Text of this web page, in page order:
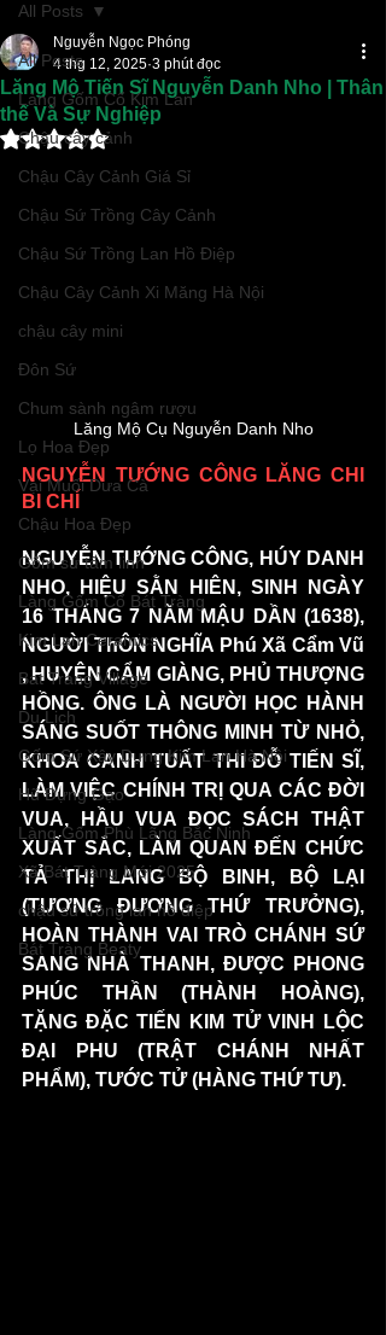
All Posts
Làng Gốm Cổ Kim Lan
Chậu cây cảnh
Chậu Cây Cảnh Giá Sỉ
Chậu Sứ Trồng Cây Cảnh
Chậu Sứ Trồng Lan Hồ Điệp
Chậu Cây Cảnh Xi Măng Hà Nội
chậu cây mini
Đôn Sứ
Chum sành ngâm rượu
Lọ Hoa Đẹp
Vại Muối Dưa Cà
Chậu Hoa Đẹp
Gốm sứ tâm linh
Làng Gốm Cổ Bát Tràng
Kim Lan Ceramics
Bat Trang Village
Du Lịch
Gốm Sứ Xây Dựng Kim Lan Hà Nội
Hũ Đựng Gạo
Làng Gốm Phù Lãng Bắc Ninh
Xã Bát Tràng Mới 2025
chậu sứ trồng lan hồ điệp
Bát Tràng Beaty
All Posts
Lăng Mộ Tiến Sĩ Nguyễn Danh Nho | Thân
thế Và Sự Nghiệp
Nguyễn Ngọc Phóng
4 thg 12, 2025 3 phút đọc
Đã xếp hạng NaN/5 sao.
Lăng Mộ Cụ Nguyễn Danh Nho
NGUYỄN TƯỚNG CÔNG LĂNG CHI
BI CHÍ
NGUYỄN TƯỚNG CÔNG, HÚY DANH
NHO, HIỆU SẰN HIÊN, SINH NGÀY
16 THÁNG 7 NĂM MẬU DẦN (1638),
NGƯỜI ThÔN NGHĨA Phú Xã Cẩm Vũ
, HUYỆN CẨM GIÀNG, PHỦ THƯỢNG
HỒNG. ÔNG LÀ NGƯỜI HỌC HÀNH
SÁNG SUỐT THÔNG MINH TỪ NHỎ,
KHOA CANH TUẤT THI ĐỖ TIẾN SĨ,
LÀM VIỆC CHÍNH TRỊ QUA CÁC ĐỜI
VUA, HẦU VUA ĐỌC SÁCH THẬT
XUẤT SẮC, LÀM QUAN ĐẾN CHỨC
TẢ THỊ LANG BỘ BINH, BỘ LẠI
(TƯƠNG ĐƯƠNG THỨ TRƯỞNG),
HOÀN THÀNH VAI TRÒ CHÁNH SỨ
SANG NHÀ THANH, ĐƯỢC PHONG
PHÚC THẦN (THÀNH HOÀNG),
TẶNG ĐẶC TIẾN KIM TỬ VINH LỘC
ĐẠI PHU (TRẬT CHÁNH NHẤT
PHẨM), TƯỚC TỬ (HÀNG THỨ TƯ).